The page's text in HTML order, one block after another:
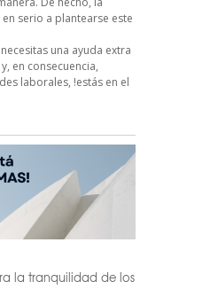
serio a plantearse este
una ayuda extra
en consecuencia,
laborales, !estás en el
la tranquilidad de los